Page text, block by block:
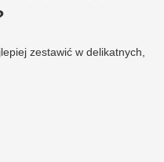
zestawić w delikatnych,